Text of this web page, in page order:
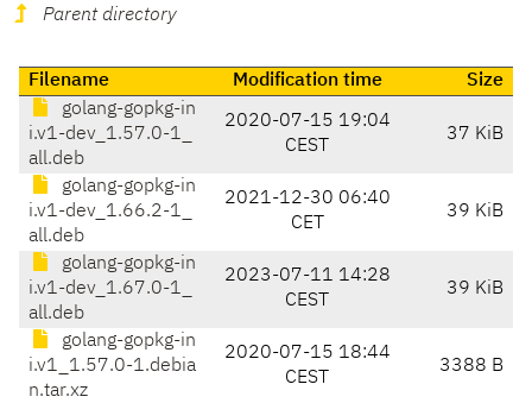
Parent directory
Filename Modification time
Size
golang-gopkg-in
i.v1-dev_1.57.0-1_
all.deb
2020-07-15 19:04
CEST
37 KiB
golang-gopkg-in
i.v1-dev_1.66.2-1_
all.deb
2021-12-30 06:40
CET
39 KiB
golang-gopkg-in
i.v1-dev_1.67.0-1_
all.deb
2023-07-11 14:28
CEST
39 KiB
golang-gopkg-in
i.v1_1.57.0-1.debia
n.tar.xz
2020-07-15 18:44
CEST
3388 B